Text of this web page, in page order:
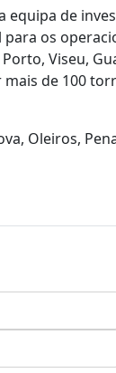
equipa de
os
Viseu,
de 100
Oleiros,